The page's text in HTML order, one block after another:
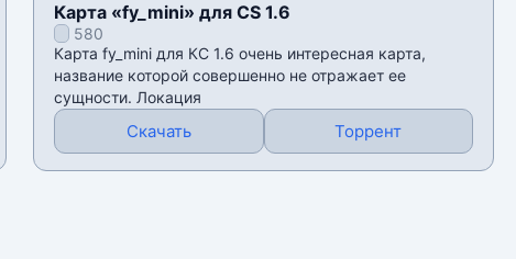
Карта «fy_mini» для CS 1.6
580
Карта fy_mini для КС 1.6 очень интересная карта,
название которой совершенно не отражает ее
сущности. Локация
Скачать Торрент